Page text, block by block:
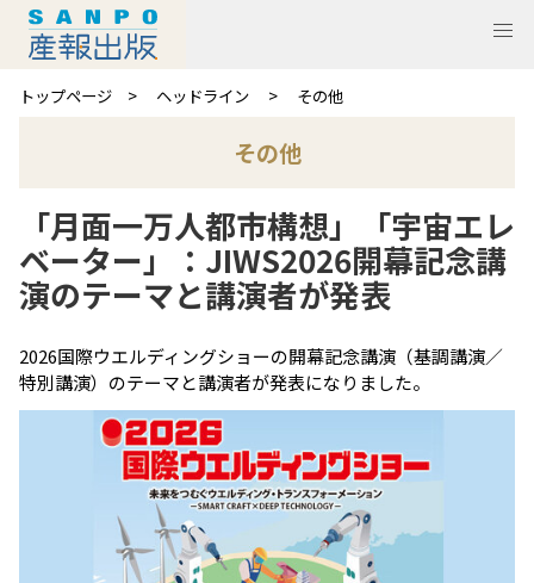
トップページ ヘッドライン その他
その他
「月面一万人都市構想」「宇宙エレ
ベーター」：JIWS2026開幕記念講
演のテーマと講演者が発表
2026国際ウエルディングショーの開幕記念講演（基調講演／
特別講演）のテーマと講演者が発表になりました。